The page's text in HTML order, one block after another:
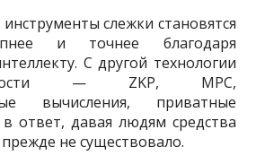
слежки становятся
и точнее благодаря
С другой технологии
— ZKP, MPC,
вычисления, приватные
ответ, давая людям средства
не существовало.